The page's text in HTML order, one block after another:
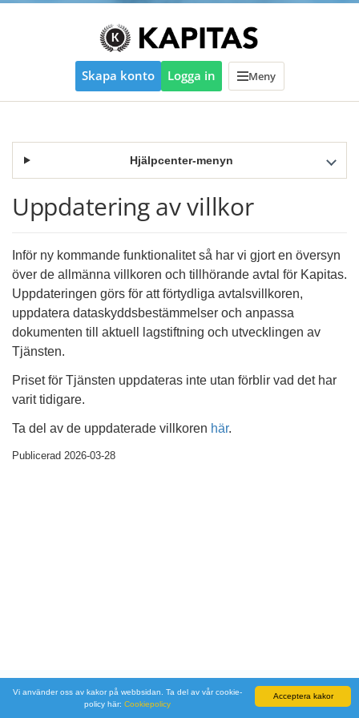
Acceptera kakor
Vi använder oss av kakor på webbsidan. Ta del av vår cookie-
policy här: Cookiepolicy
Skapa konto Logga in Meny
Hjälpcenter-menyn
Uppdatering av villkor
Inför ny kommande funktionalitet så har vi gjort en översyn
över de allmänna villkoren och tillhörande avtal för Kapitas.
Uppdateringen görs för att förtydliga avtalsvillkoren,
uppdatera dataskyddsbestämmelser och anpassa
dokumenten till aktuell lagstiftning och utvecklingen av
Tjänsten.
Priset för Tjänsten uppdateras inte utan förblir vad det har
varit tidigare.
Ta del av de uppdaterade villkoren här.
Publicerad 2026-03-28
© 2026 Kapitas är en del avVerticelo familjen. Avtal och policies